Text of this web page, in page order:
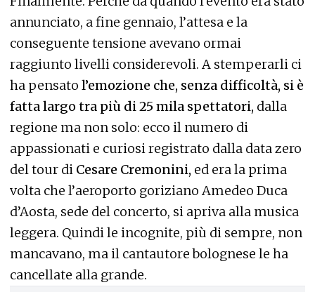
annunciato, a fine gennaio, l’attesa e la
conseguente tensione avevano ormai
raggiunto livelli considerevoli. A stemperarli ci
ha pensato l’emozione che, senza difficoltà, si è
fatta largo tra più di 25 mila spettatori, dalla
regione ma non solo: ecco il numero di
appassionati e curiosi registrato dalla data zero
del tour di Cesare Cremonini, ed era la prima
volta che l’aeroporto goriziano Amedeo Duca
d’Aosta, sede del concerto, si apriva alla musica
leggera. Quindi le incognite, più di sempre, non
mancavano, ma il cantautore bolognese le ha
cancellate alla grande.